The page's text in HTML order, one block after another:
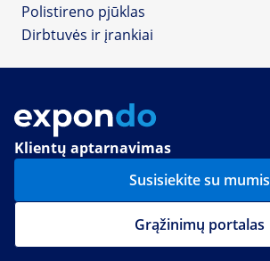
Polistireno pjūklas
Dirbtuvės ir įrankiai
Klientų aptarnavimas
Susisiekite su mumis
Grąžinimų portalas